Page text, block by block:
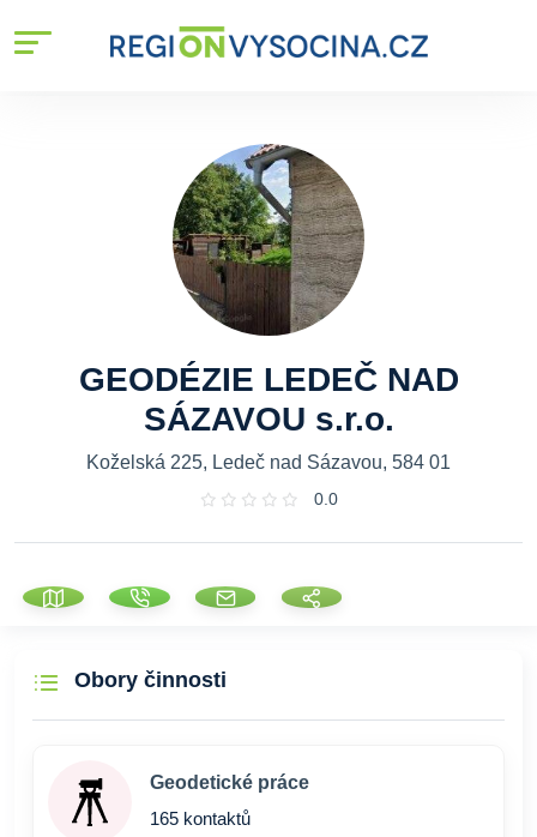
GEODÉZIE LEDEČ NAD
SÁZAVOU s.r.o.
Koželská 225, Ledeč nad Sázavou, 584 01
0.0
Obory činnosti
Geodetické práce
165 kontaktů